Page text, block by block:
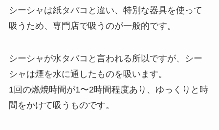
シーシャは紙タバコと違い、特別な器具を使って
吸うため、専門店で吸うのが一般的です。
シーシャが水タバコと言われる所以ですが、シー
シャは煙を水に通したものを吸います。
1回の燃焼時間が1〜2時間程度あり、ゆっくりと時
間をかけて吸うものです。